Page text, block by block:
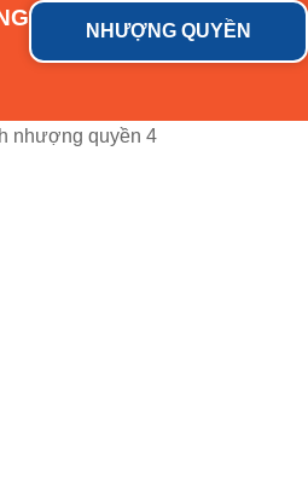
NHƯỢNG QUYỀN
nhượng quyền 4